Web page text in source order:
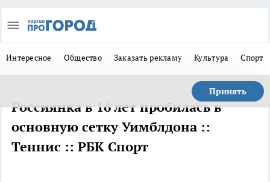
Интересное Общество Заказать рекламу Культура Спорт
Принять
Россиянка в 16 лет пробилась в
основную сетку Уимблдона ::
Теннис :: РБК Спорт